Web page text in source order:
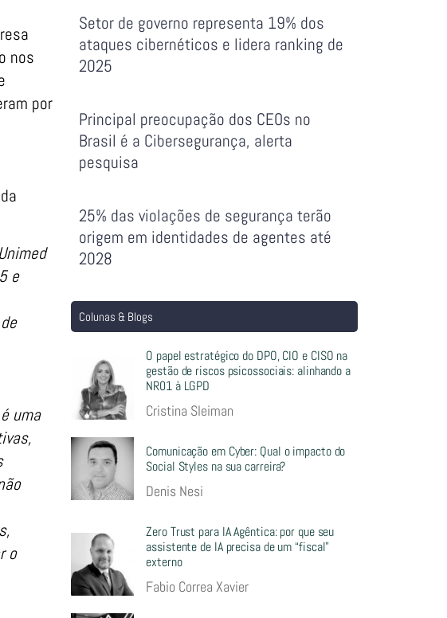
nos
por
e
uma
o
Setor de governo representa 19% dos
ataques cibernéticos e lidera ranking de
2025
Principal preocupação dos CEOs no
Brasil é a Cibersegurança, alerta
pesquisa
25% das violações de segurança terão
origem em identidades de agentes até
2028
Colunas & Blogs
O papel estratégico do DPO, CIO e CISO na
gestão de riscos psicossociais: alinhando a
NR01 à LGPD
Cristina Sleiman
Comunicação em Cyber: Qual o impacto do
Social Styles na sua carreira?
Denis Nesi
Zero Trust para IA Agêntica: por que seu
assistente de IA precisa de um “fiscal”
externo
Fabio Correa Xavier